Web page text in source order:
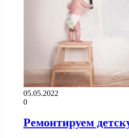
05.05.2022
0
Ремонтируем